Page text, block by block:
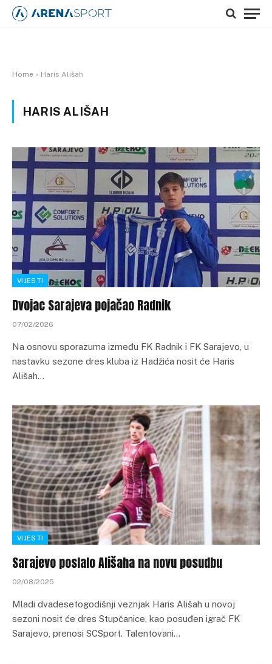
Home » Haris Ališah
HARIS ALIŠAH
VIJESTI
Dvojac Sarajeva pojačao Radnik
07/02/2026
Na osnovu sporazuma između FK Radnik i FK Sarajevo, u
nastavku sezone dres kluba iz Hadžića nosit će Haris
Ališah…
VIJESTI
Sarajevo poslalo Ališaha na novu posudbu
02/08/2025
Mladi dvadesetogodišnji veznjak Haris Ališah u novoj
sezoni nosit će dres Stupčanice, kao posuđen igrač FK
Sarajevo, prenosi SCSport. Talentovani…